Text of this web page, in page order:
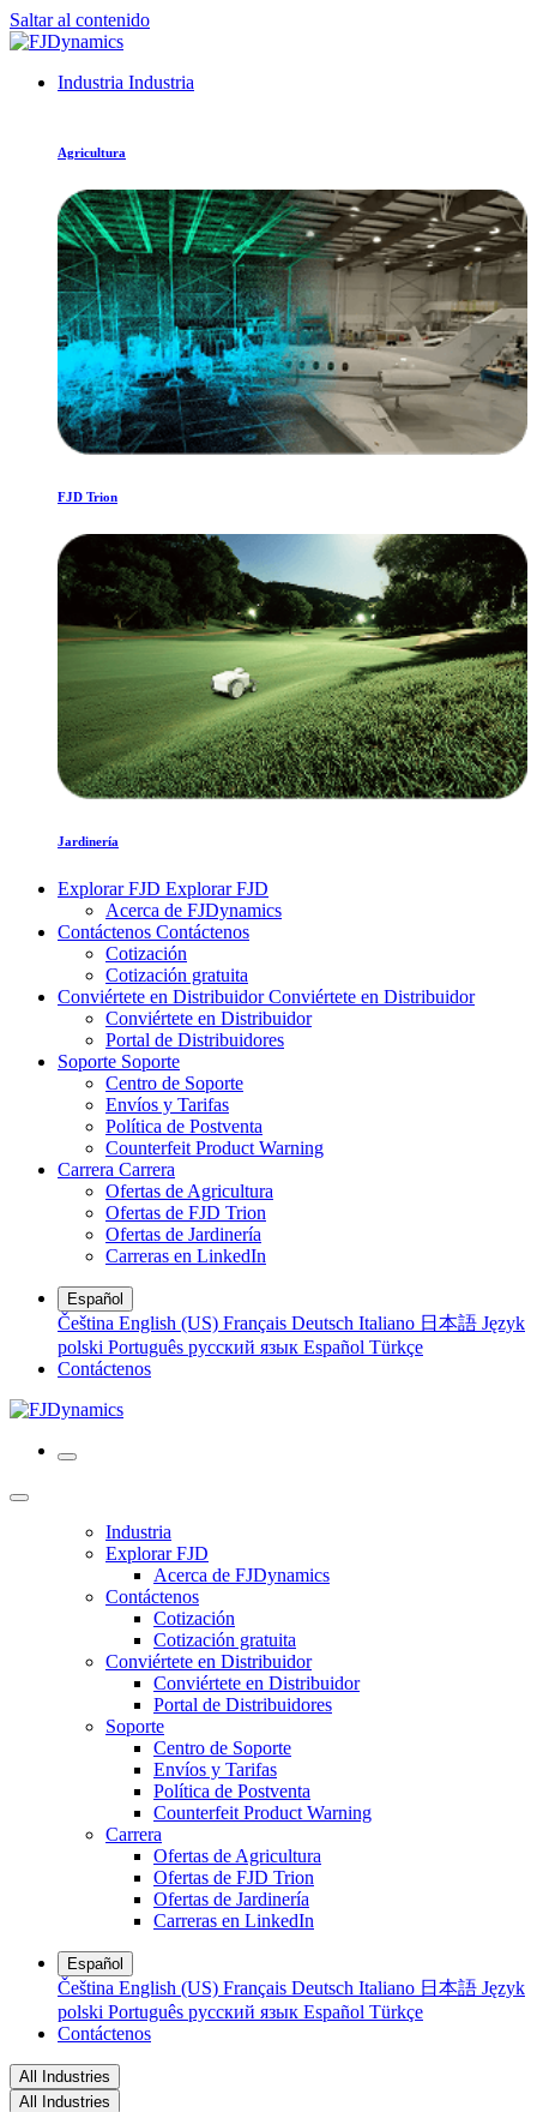
Saltar al contenido
Industria Industria
Agricultura
FJD Trion
Jardinería
Explorar FJD Explorar FJD
Acerca de FJDynamics
Contáctenos Contáctenos
Cotización
Cotización gratuita
Conviértete en Distribuidor Conviértete en Distribuidor
Conviértete en Distribuidor
Portal de Distribuidores
Soporte Soporte
Centro de Soporte
Envíos y Tarifas
Política de Postventa
Counterfeit Product Warning
Carrera Carrera
Ofertas de Agricultura
Ofertas de FJD Trion
Ofertas de Jardinería
Carreras en LinkedIn
Español
Čeština English (US) Français Deutsch Italiano 日本語 Język
polski Português русский язык Español Türkçe
Contáctenos
Industria
Explorar FJD
Acerca de FJDynamics
Contáctenos
Cotización
Cotización gratuita
Conviértete en Distribuidor
Conviértete en Distribuidor
Portal de Distribuidores
Soporte
Centro de Soporte
Envíos y Tarifas
Política de Postventa
Counterfeit Product Warning
Carrera
Ofertas de Agricultura
Ofertas de FJD Trion
Ofertas de Jardinería
Carreras en LinkedIn
Español
Čeština English (US) Français Deutsch Italiano 日本語 Język
polski Português русский язык Español Türkçe
Contáctenos
All Industries
All Industries